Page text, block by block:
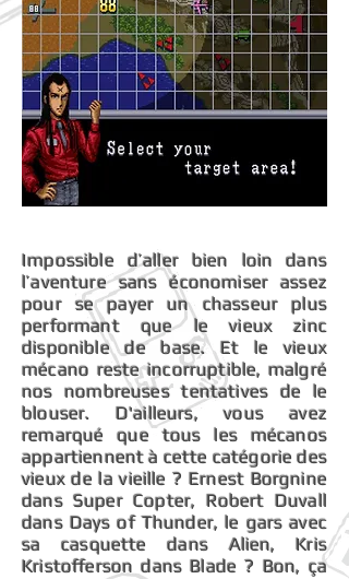
Impossible d’aller bien loin dans
l’aventure sans économiser assez
pour se payer un chasseur plus
performant que le vieux zinc
disponible de base. Et le vieux
mécano reste incorruptible, malgré
nos nombreuses tentatives de le
blouser. D'ailleurs, vous avez
remarqué que tous les mécanos
appartiennent à cette catégorie des
vieux de la vieille ? Ernest Borgnine
dans Super Copter, Robert Duvall
dans Days of Thunder, le gars avec
sa casquette dans Alien, Kris
Kristofferson dans Blade ? Bon, ça